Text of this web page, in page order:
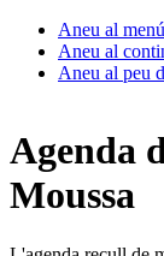
Aneu al
Aneu al
Aneu al peu
Agenda
Moussa